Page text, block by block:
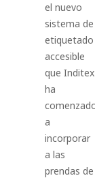
el nuevo
sistema de
etiquetado
accesible
que Inditex
ha
a
incorporar
a las
prendas de